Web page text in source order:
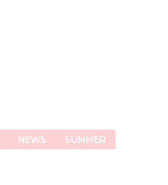
NEWS
SUMMER